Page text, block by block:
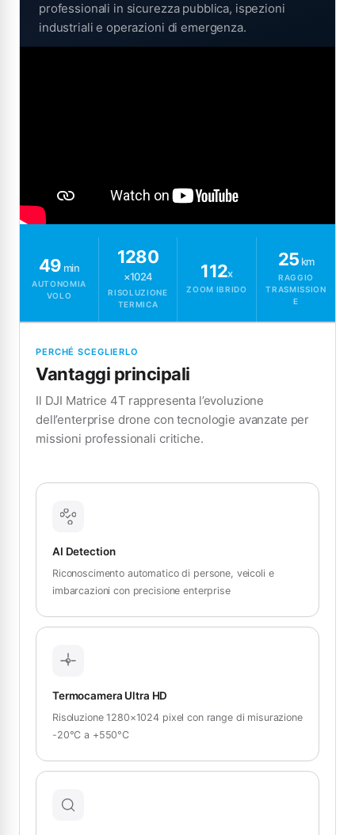
professionali in sicurezza pubblica, ispezioni
industriali e operazioni di emergenza.
49 min
AUTONOMIA
VOLO
1280
×1024
RISOLUZIONE
TERMICA
112x
ZOOM IBRIDO
25 km
RAGGIO
TRASMISSION
E
PERCHÉ SCEGLIERLO
Vantaggi principali
Il DJI Matrice 4T rappresenta l’evoluzione
dell’enterprise drone con tecnologie avanzate per
missioni professionali critiche.
AI Detection
Riconoscimento automatico di persone, veicoli e
imbarcazioni con precisione enterprise
Termocamera Ultra HD
Risoluzione 1280×1024 pixel con range di misurazione
-20°C a +550°C